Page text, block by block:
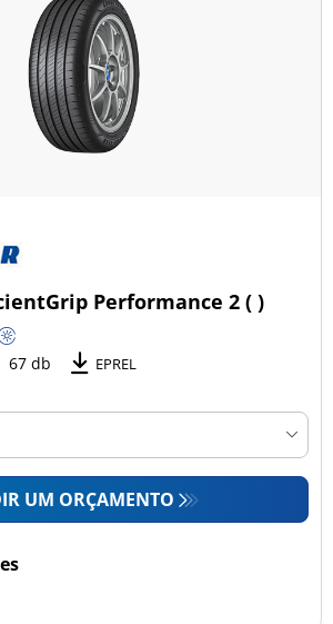
Performance 2 ( )
67 db EPREL
UM ORÇAMENTO